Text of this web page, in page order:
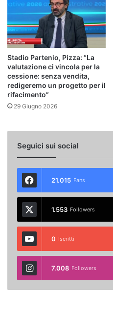
Stadio Partenio, Pizza: “La
valutazione ci vincola per la
cessione: senza vendita,
redigeremo un progetto per il
rifacimento”
29 Giugno 2026
Seguici sui social
21.015 Fans
1.553 Followers
0 Iscritti
7.008 Followers